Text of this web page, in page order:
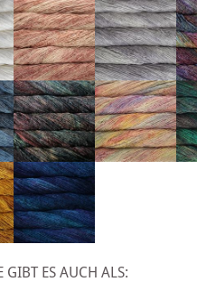
GIBT ES AUCH ALS: